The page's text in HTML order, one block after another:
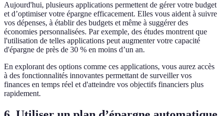
Aujourd'hui, plusieurs applications permettent de gérer votre budget
et d’optimiser votre épargne efficacement. Elles vous aident à suivre
vos dépenses, à établir des budgets et même à suggérer des
économies personnalisées. Par exemple, des études montrent que
l'utilisation de telles applications peut augmenter votre capacité
d'épargne de près de 30 % en moins d’un an.
En explorant des options comme ces applications, vous aurez accès
à des fonctionnalités innovantes permettant de surveiller vos
finances en temps réel et d'atteindre vos objectifs financiers plus
rapidement.